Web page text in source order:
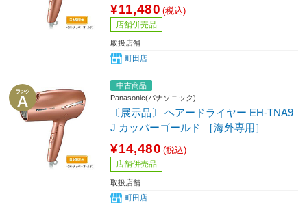
¥11,480 (税込)
店舗併売品
取扱店舗
町田店
中古商品
Panasonic(パナソニック)
〔展示品〕 ヘアードライヤー EH-TNA9
J カッパーゴールド ［海外専用］
¥14,480 (税込)
店舗併売品
取扱店舗
町田店